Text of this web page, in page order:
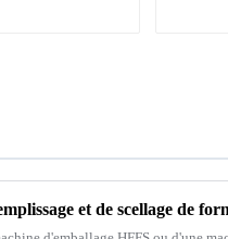
et de scellage de